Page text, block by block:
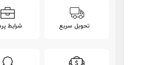
تحویل سریع شرایط